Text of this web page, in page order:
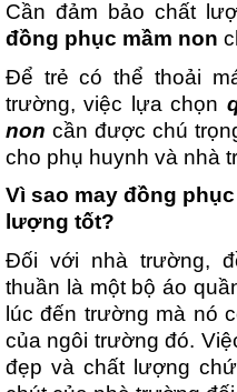
đồng phục mầm non
Để trẻ có thể thoải
trường, việc lựa chọn
non cần được chú
cho phụ huynh và nhà
Vì sao may đồng
lượng tốt?
Đối với nhà trường,
thuần là một bộ áo
lúc đến trường mà nó
của ngôi trường đó.
đẹp và chất lượng